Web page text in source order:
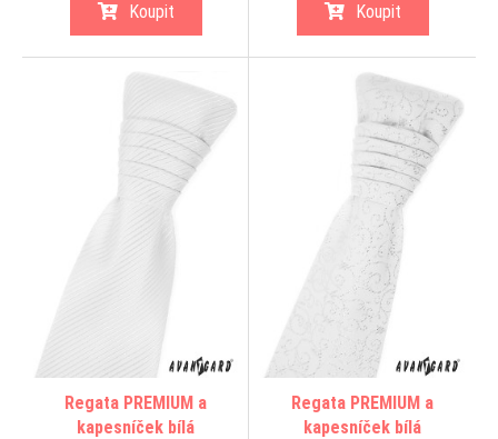
Koupit Koupit
Regata PREMIUM a
kapesníček bílá
Regata PREMIUM a
kapesníček bílá